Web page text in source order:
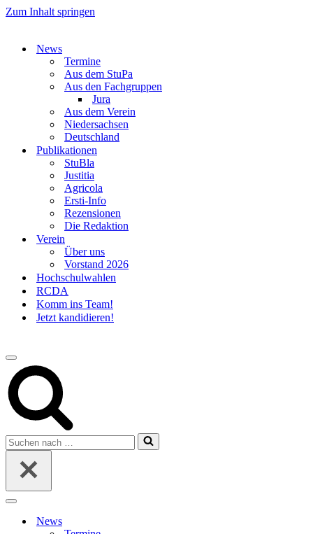
Zum Inhalt springen
News
Termine
Aus dem StuPa
Aus den Fachgruppen
Jura
Aus dem Verein
Niedersachsen
Deutschland
Publikationen
StuBla
Justitia
Agricola
Ersti-Info
Rezensionen
Die Redaktion
Verein
Über uns
Vorstand 2026
Hochschulwahlen
RCDA
Komm ins Team!
Jetzt kandidieren!
Navigations-
Menü
Suchen
nach …
Navigations-
News